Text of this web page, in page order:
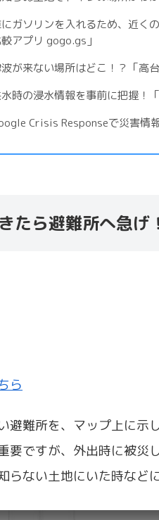
ガソリンを入れるため、近く
アプリ gogo.gs」
が来ない場所はどこ！？「高
時の浸水情報を事前に把握！
Crisis Responseで災害情
たら避難所へ急
ら
避難所を、マップ上に示
要ですが、外出時に被災
らない土地にいた時など